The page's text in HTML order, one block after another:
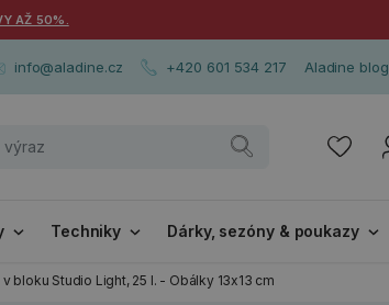
AŽ 50%.
info@aladine.cz +420 601 534 217 Aladine blog
Techniky Dárky, sezóny & poukazy
bloku Studio Light, 25 l. - Obálky 13x13 cm